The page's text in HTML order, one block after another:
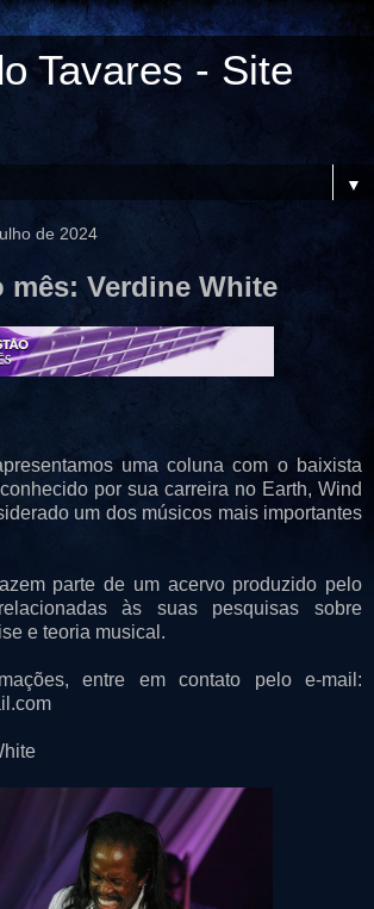
Tavares - Site
▼
de 2024
mês: Verdine White
uma coluna com o baixista
por sua carreira no Earth, Wind
um dos músicos mais importantes
parte de um acervo produzido pelo
às suas pesquisas sobre
e teoria musical.
entre em contato pelo e-mail: